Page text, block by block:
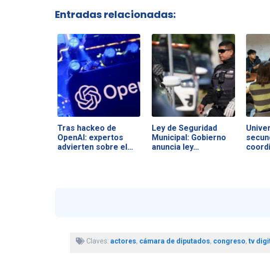
Entradas relacionadas:
Tras hackeo de
OpenAI: expertos
advierten sobre el…
Ley de Seguridad
Municipal: Gobierno
anuncia ley…
Claves: actores, cámara de diputados, congreso, tv